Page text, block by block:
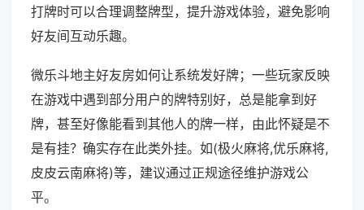
打牌时可以合理调整牌型，提升游戏体验，避免影响
好友间互动乐趣。
微乐斗地主好友房如何让系统发好牌；一些玩家反映
在游戏中遇到部分用户的牌特别好，总是能拿到好
牌，甚至好像能看到其他人的牌一样，由此怀疑是不
是有挂？确实存在此类外挂。如(极火麻将,优乐麻将,
皮皮云南麻将)等，建议通过正规途径维护游戏公
平。